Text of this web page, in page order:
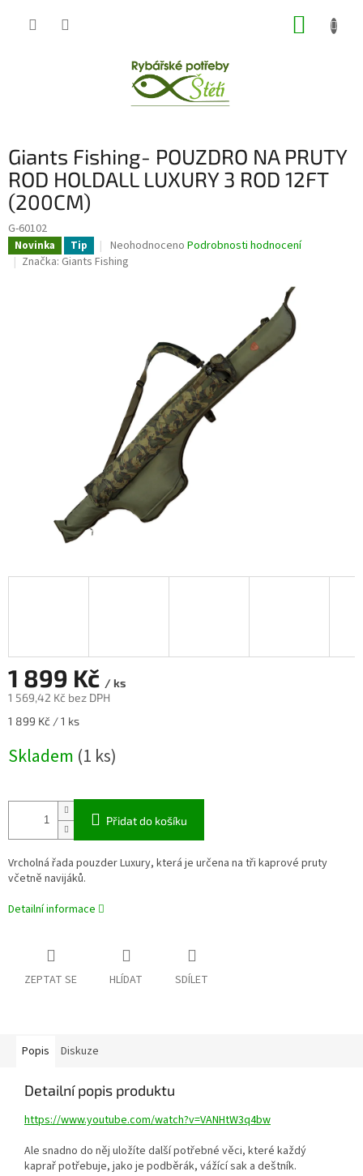
Giants Fishing- POUZDRO NA PRUTY
ROD HOLDALL LUXURY 3 ROD 12FT
(200CM)
G-60102
Novinka Tip
Průměrné
hodnocení
hvězdiček.
Neohodnoceno Podrobnosti hodnocení
Značka: Giants Fishing
1 899 Kč / ks
1 569,42 Kč bez DPH
Měrná
1 899 Kč / 1 ks
Skladem (1 ks)
Přidat do košíku
Vrcholná řada pouzder Luxury, která je určena na tři kaprové pruty
včetně navijáků.
Detailní informace
ZEPTAT SE HLÍDAT SDÍLET
Popis Diskuze
Detailní popis produktu
https://www.youtube.com/watch?v=VANHtW3q4bw
Ale snadno do něj uložíte další potřebné věci, které každý
kaprař potřebuje, jako je podběrák, vážící sak a deštník.